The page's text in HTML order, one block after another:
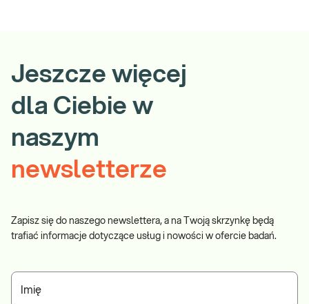
Jeszcze więcej
dla Ciebie w
naszym
newsletterze
Zapisz się do naszego newslettera, a na Twoją skrzynkę będą
trafiać informacje dotyczące usług i nowości w ofercie badań.
Imię